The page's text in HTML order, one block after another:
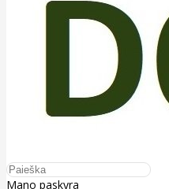
Mano paskyra